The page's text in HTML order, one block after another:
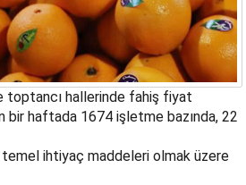
toptancı hallerinde fahiş fiyat
bir haftada 1674 işletme bazında, 22
temel ihtiyaç maddeleri olmak üzere